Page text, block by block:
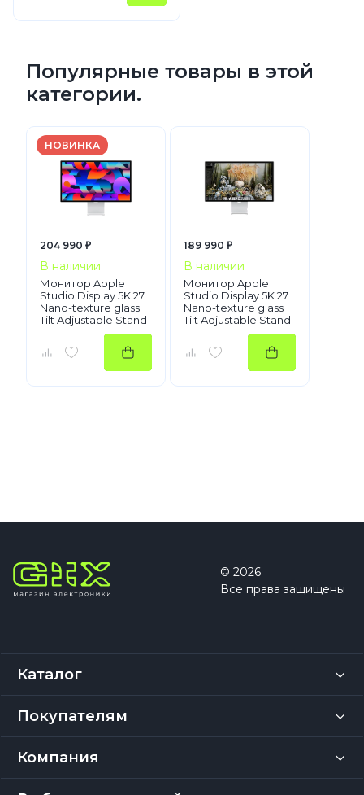
Популярные товары в этой
категории.
НОВИНКА
204 990 ₽
В наличии
Монитор Apple
Studio Display 5K 27
Nano-texture glass
Tilt Adjustable Stand
Silver (MFF14)
189 990 ₽
В наличии
Монитор Apple
Studio Display 5K 27
Nano-texture glass
Tilt Adjustable Stand
Silver (MYJK3)
© 2026
Все права защищены
Каталог
Покупателям
Компания